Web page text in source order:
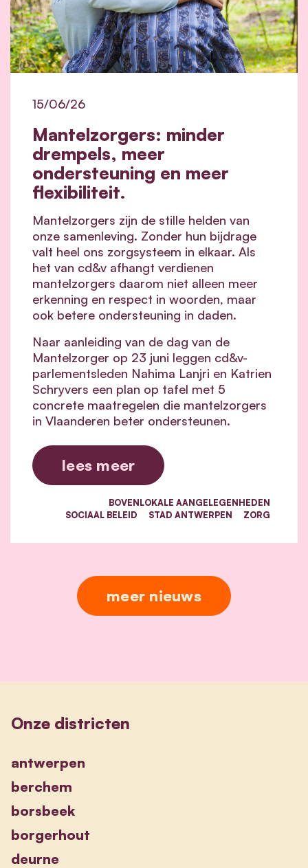
Mantelzorgers: minder
drempels, meer
ondersteuning en meer
flexibiliteit.
15/06/26
Mantelzorgers zijn de stille helden van
onze samenleving. Zonder hun bijdrage
valt heel ons zorgsysteem in elkaar. Als
het van cd&v afhangt verdienen
mantelzorgers daarom niet alleen meer
erkenning en respect in woorden, maar
ook betere ondersteuning in daden.
Naar aanleiding van de dag van de
Mantelzorger op 23 juni leggen cd&v-
parlementsleden Nahima Lanjri en Katrien
Schryvers een plan op tafel met 5
concrete maatregelen die mantelzorgers
in Vlaanderen beter ondersteunen.
lees meer
BOVENLOKALE AANGELEGENHEDEN
SOCIAAL BELEID
STAD ANTWERPEN ZORG
meer nieuws
Onze districten
antwerpen
berchem
borsbeek
borgerhout
deurne